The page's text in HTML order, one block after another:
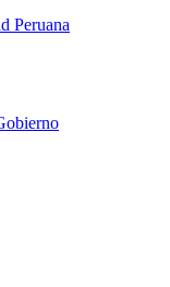
Peruana